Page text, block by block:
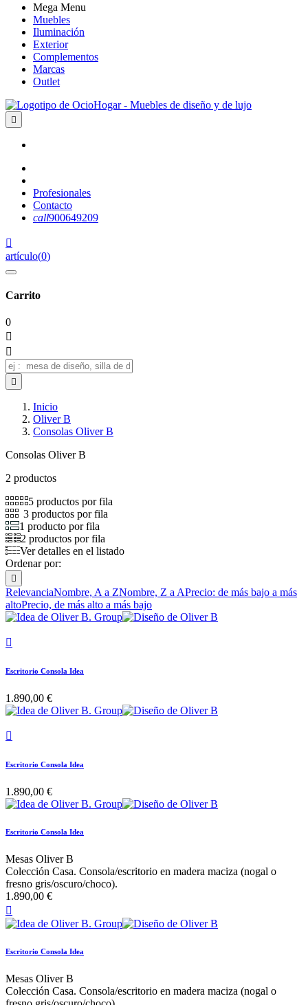
Mega Menu
Muebles
Iluminación
Exterior
Complementos
Marcas
Outlet

Profesionales
Contacto
call900649209

artículo(0)
Carrito
0



Inicio
Oliver B
Consolas Oliver B
Consolas Oliver B
2 productos
5 productos por fila
3 productos por fila
1 producto por fila
2 productos por fila
Ver detalles en el listado
Ordenar por:

RelevanciaNombre, A a ZNombre, Z a APrecio: de más bajo a más
altoPrecio, de más alto a más bajo

Escritorio Consola Idea
1.890,00 €

Escritorio Consola Idea
1.890,00 €
Escritorio Consola Idea
Mesas Oliver B
Colección Casa. Consola/escritorio en madera maciza (nogal o
fresno gris/oscuro/choco).
1.890,00 €

Escritorio Consola Idea
Mesas Oliver B
Colección Casa. Consola/escritorio en madera maciza (nogal o